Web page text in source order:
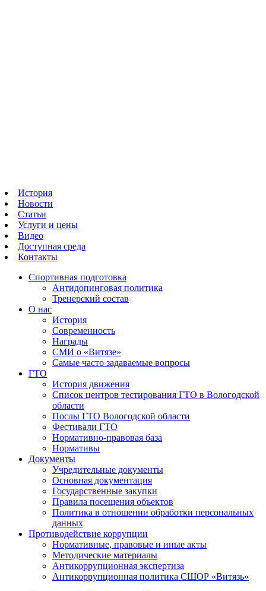
История
Новости
Статьи
Услуги и цены
Видео
Доступная среда
Контакты
Спортивная подготовка
Антидопинговая политика
Тренерский состав
О нас
История
Современность
Награды
СМИ о «Витязе»
Самые часто задаваемые вопросы
ГТО
История движения
Список центров тестирования ГТО в Вологодской
области
Послы ГТО Вологодской области
Фестивали ГТО
Нормативно-правовая база
Нормативы
Документы
Учредительные документы
Основная документация
Государственные закупки
Правила посещения объектов
Политика в отношении обработки персональных
данных
Противодействие коррупции
Нормативные, правовые и иные акты
Методические материалы
Антикоррупционная экспертиза
Антикоррупционная политика СШОР «Витязь»